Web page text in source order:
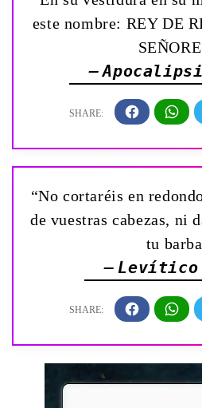
este nombre: REY DE
—
“No cortaréis en
de vuestras cabezas, ni
tu
— Levítico